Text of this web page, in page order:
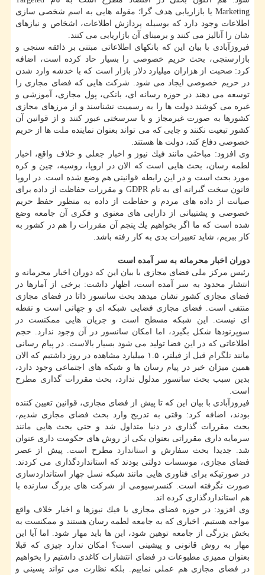
Marketing یا بازاریابی هدف گرا؛ مقوله هایی به اسم شخصی سازی
اطلاعات وجود دارد كه بوسیله پردازش اطلاعات، اشخاص و نیازهای
شان را آنالیز می كنند و برمبنای آن بازاریابی می كنند.
فیروزآبادی با بیان این كه بانكهای اطلاعاتی مبتنی بر ذائقه سنجی و
بازارسنجی، بحث حریم خصوصی را بسیار حاد كرده است، اضافه
كرد: صحبت از هزاران میلیارد دلار بازار است كه با خدشه وارد شدن
در حریم خصوصی ایجاد می شود. شركت هایی كه فضای مجازی را
توسعه می دهند در حوزه رسانه ای، بانكی، پول مجازی، آموزشی و
غیره می كوشند دولت ها را به رسمیت نشناسند و از مرزهای مجازی
كشورها به صورت غیرمجاز و با سرسختی عبور كنند و از قوانین آن
كشور تبعیت نكنند و جایی كه می تواند بعنوان نماینده ملت ها از حریم
خصوصی دفاع كند، دولت ها هستند.
وی افزود: مباحثی مانند فیك نیوز و اخبار جعلی و خلاف واقع، اخبار
لطمه رسان، بحث هایی است كه الان در اروپا، روسیه، چین و كره
مورد بحث است و در این رابطه قوانینی هم وضع شده است. در اروپا
قانون سخت گیرانه ای به نام GDPR و مقررات حفاظت از داده برای
صیانت از داده های مردم و حفاظت از داده به منظور حفظ حریم
خصوصی و پشتیبانی از دارایی های معنوی و فكری آن جامعه وضع
شده است كه ما اگر بخواهیم یك پنجم آن مقررات را هم در كشور به
كار ببریم، شاید تعبیرات بدی به كار رفته باشد.
دوران اخبار محرمانه به سر آمده است
رئیس مركز ملی فضای مجازی با بیان این كه دوران اخبار محرمانه و
انتشار محدود به سر آمده است، اظهار داشت: برخی از آمارها در
فضای مجازی كشور نشان میدهد بحث سانسور ذاتا در فضای مجازی
منتفی است. فضای مجازی فضایی شبكه ای و جهانی است و نقطه
ای نیست. این شبكه مسطح است و جریان هایی ممكنست در
سوپرنودها شكل بگیرد، اما امكان سانسور در آن وجود ندارد. حجم
اطلاعاتی كه در این فضا تولید می شود بسیار بالاست. در پیام رسانی
مانندتلگرام
قبل از فیلتر، ۱.۵ میلیارد مشاهده در روز داشتیم كه الان
همین میزان خبر در پیام رسان ها و شبكه های اجتماعی وجود دارد،
بدین سبب بحث سانسور مدلول ندارد، بحث مقررات گذاری مطرح
است.
فیروزآبادی با بیان این كه تا پیش از فضای مجازی، قوانین تعیین كننده
بودند، اضافه كرد: وقتی به تدریج وارد بحث فضای مجازی شدیم،
بحث مقررات گذاری در دنیا متداول شد و حتی بحث هایی مانند
سرمایه داری مقرراتی بعنوان یكی از روش های حكومت داری عنوان
شد. جدیدا بحث سفارش و استاندارد
مطرح است. پیش از عصر
فضای مجازی، موسسات دولتی بودند كه استانداردگذاری می كردند.
در صورتیكه برای فناوری هایی مانند شبكه نسل چهار استانداردسازی
صورت نگرفته است. كنسرسیومی از شركت های بزرگ سازنده با
هم استانداردگذاری كرده اند.
وی افزود: در حوزه فضای مجازی با فیك نیوزها و اخبار خلاف واقع
مواجه هستیم. اخباری كه به جامعه لطمه رسان هستند و ممكنست به
بخش بزرگی از جامعه توهین شود، این ها باید مهار شود. اما آیا این
مهار به روش قانونی و پیشینی است؟ امكان ندارد چیزی كه قبلا
بعنوان ممیزی مطبوعات در فضای انتشارات كاغذی داشتیم را بخواهیم
در فضای مجازی هم عملی نماییم. بلكه نظارت می تواند پسینی و